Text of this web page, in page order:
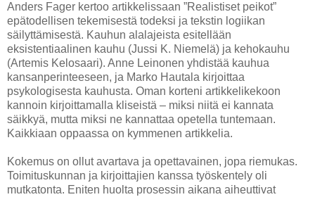
Anders Fager kertoo artikkelissaan ”Realistiset peikot”
epätodellisen tekemisestä todeksi ja tekstin logiikan
säilyttämisestä. Kauhun alalajeista esitellään
eksistentiaalinen kauhu (Jussi K. Niemelä) ja kehokauhu
(Artemis Kelosaari). Anne Leinonen yhdistää kauhua
kansanperinteeseen, ja Marko Hautala kirjoittaa
psykologisesta kauhusta. Oman korteni artikkelikekoon
kannoin kirjoittamalla kliseistä – miksi niitä ei kannata
säikkyä, mutta miksi ne kannattaa opetella tuntemaan.
Kaikkiaan oppaassa on kymmenen artikkelia.
Kokemus on ollut avartava ja opettavainen, jopa riemukas.
Toimituskunnan ja kirjoittajien kanssa työskentely oli
mutkatonta. Eniten huolta prosessin aikana aiheuttivat